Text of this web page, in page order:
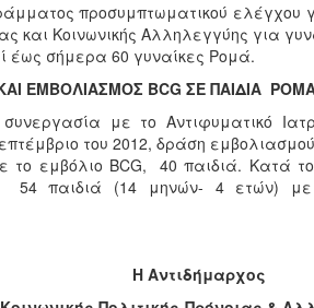
προσυμπτωματικού ελέγχου
και Κοινωνικής Αλληλεγγύης για
έως σήμερα 60 γυναίκες Ρομά.
ΕΜΒΟΛΙΑΣΜΟΣ BCG ΣΕ ΠΑΙΔΙΑ
με το Αντιφυματικό
του 2012, δράση
το εμβόλιο BCG, 40 παιδιά. Κατά
54 παιδιά (14 μηνών- 4 ετών) με
Η Αντιδήμαρχος